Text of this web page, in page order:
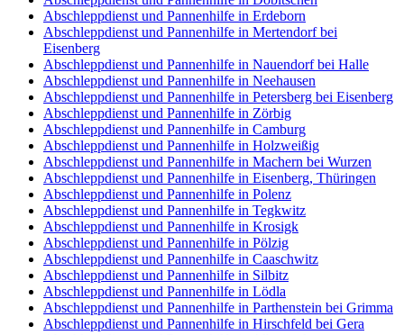
Abschleppdienst und Pannenhilfe in Erdeborn
Abschleppdienst und Pannenhilfe in Mertendorf bei
Eisenberg
Abschleppdienst und Pannenhilfe in Nauendorf bei Halle
Abschleppdienst und Pannenhilfe in Neehausen
Abschleppdienst und Pannenhilfe in Petersberg bei Eisenberg
Abschleppdienst und Pannenhilfe in Zörbig
Abschleppdienst und Pannenhilfe in Camburg
Abschleppdienst und Pannenhilfe in Holzweißig
Abschleppdienst und Pannenhilfe in Machern bei Wurzen
Abschleppdienst und Pannenhilfe in Eisenberg, Thüringen
Abschleppdienst und Pannenhilfe in Polenz
Abschleppdienst und Pannenhilfe in Tegkwitz
Abschleppdienst und Pannenhilfe in Krosigk
Abschleppdienst und Pannenhilfe in Pölzig
Abschleppdienst und Pannenhilfe in Caaschwitz
Abschleppdienst und Pannenhilfe in Silbitz
Abschleppdienst und Pannenhilfe in Lödla
Abschleppdienst und Pannenhilfe in Parthenstein bei Grimma
Abschleppdienst und Pannenhilfe in Hirschfeld bei Gera